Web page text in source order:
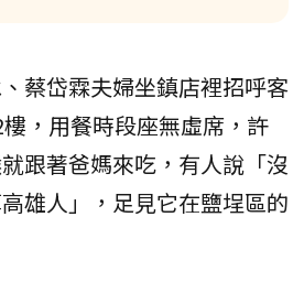
蔡岱霖夫婦坐鎮店裡招呼客
，用餐時段座無虛席，許
跟著爸媽來吃，有人說「沒
雄人」，足見它在鹽埕區的